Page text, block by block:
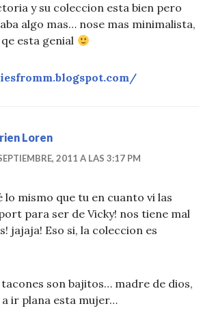
y su coleccion esta bien pero
algo mas… nose mas minimalista,
esta genial
Loren
2011 A LAS 3:17 PM
lo mismo que tu en cuanto vi las
para ser de Vicky! nos tiene mal
jajaja! Eso si, la coleccion es
tacones son bajitos… madre de dios,
ir plana esta mujer…